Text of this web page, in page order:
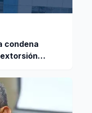
condena